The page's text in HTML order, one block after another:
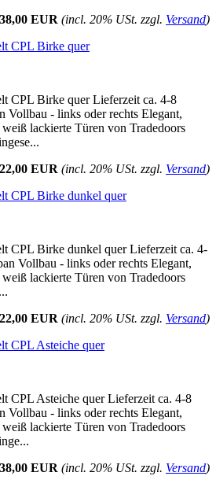
EUR (incl. 20% USt. zzgl. Versand)
CPL Birke quer
CPL Birke quer Lieferzeit ca. 4-8
Vollbau - links oder rechts Elegant,
lackierte Türen von Tradedoors
EUR (incl. 20% USt. zzgl. Versand)
CPL Birke dunkel quer
CPL Birke dunkel quer Lieferzeit ca. 4-
Vollbau - links oder rechts Elegant,
lackierte Türen von Tradedoors
EUR (incl. 20% USt. zzgl. Versand)
CPL Asteiche quer
CPL Asteiche quer Lieferzeit ca. 4-8
Vollbau - links oder rechts Elegant,
lackierte Türen von Tradedoors
EUR (incl. 20% USt. zzgl. Versand)